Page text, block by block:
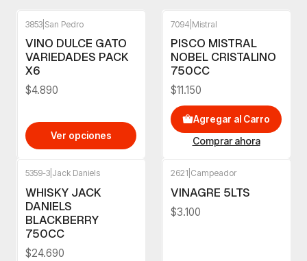
3853 San Pedro
VINO DULCE GATO
VARIEDADES PACK
X6
$4.890
Ver opciones
7094 Mistral
PISCO MISTRAL
NOBEL CRISTALINO
750CC
$11.150
Agregar al Carro
Comprar ahora
5359-3 Jack Daniels
WHISKY JACK
DANIELS
BLACKBERRY
750CC
$24.690
2621 Campeador
VINAGRE 5LTS
$3.100